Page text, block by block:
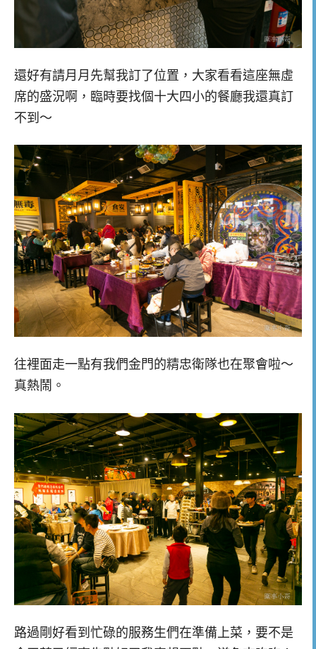
還好有請月月先幫我訂了位置，大家看看這座無虛
席的盛況啊，臨時要找個十大四小的餐廳我還真訂
不到～
往裡面走一點有我們金門的精忠衛隊也在聚會啦～
真熱鬧。
路過剛好看到忙碌的服務生們在準備上菜，要不是